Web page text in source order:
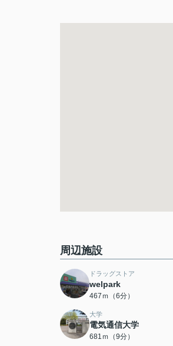
周辺施設
ドラッグストア
welpark
467ｍ（6分）
大学
電気通信大学
681ｍ（9分）